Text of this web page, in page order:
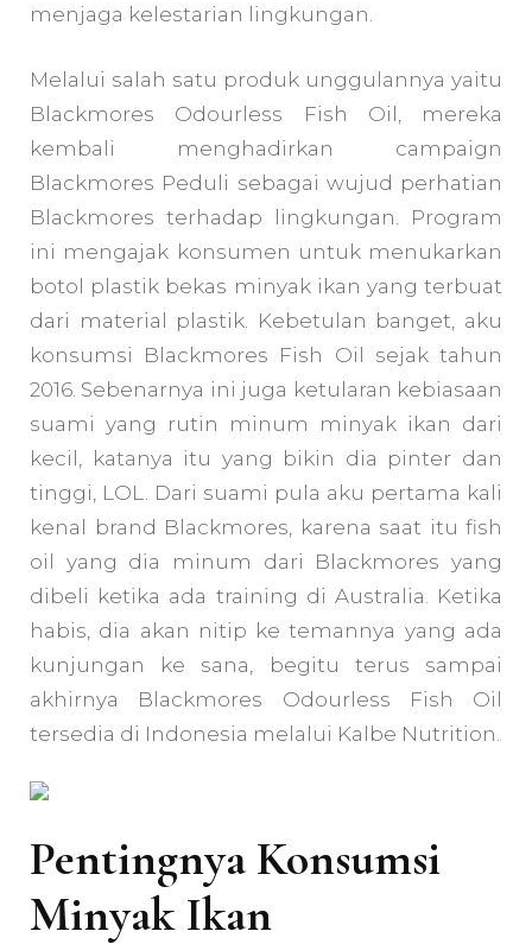
menjaga kelestarian lingkungan.
Melalui salah satu produk unggulannya yaitu
Blackmores Odourless Fish Oil, mereka
kembali menghadirkan campaign
Blackmores Peduli sebagai wujud perhatian
Blackmores terhadap lingkungan. Program
ini mengajak konsumen untuk menukarkan
botol plastik bekas minyak ikan yang terbuat
dari material plastik. Kebetulan banget, aku
konsumsi Blackmores Fish Oil sejak tahun
2016. Sebenarnya ini juga ketularan kebiasaan
suami yang rutin minum minyak ikan dari
kecil, katanya itu yang bikin dia pinter dan
tinggi, LOL. Dari suami pula aku pertama kali
kenal brand Blackmores, karena saat itu fish
oil yang dia minum dari Blackmores yang
dibeli ketika ada training di Australia. Ketika
habis, dia akan nitip ke temannya yang ada
kunjungan ke sana, begitu terus sampai
akhirnya Blackmores Odourless Fish Oil
tersedia di Indonesia melalui Kalbe Nutrition.
Pentingnya Konsumsi
Minyak Ikan